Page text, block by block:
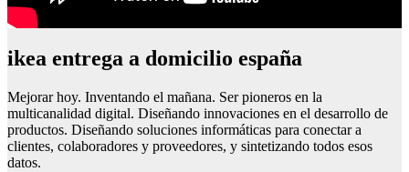
ikea entrega a domicilio españa
Mejorar hoy. Inventando el mañana. Ser pioneros en la
multicanalidad digital. Diseñando innovaciones en el desarrollo de
productos. Diseñando soluciones informáticas para conectar a
clientes, colaboradores y proveedores, y sintetizando todos esos
datos.